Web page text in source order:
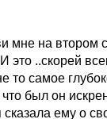
мне на втором
это ..скорей
то самое
был он
ему о